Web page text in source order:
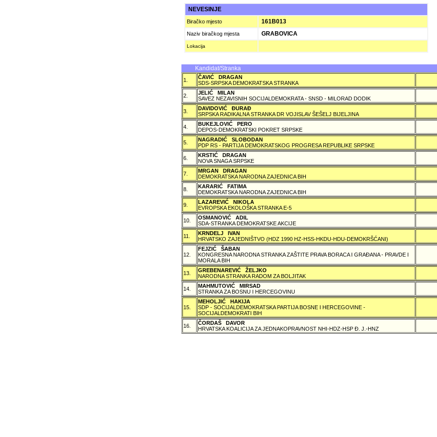
NEVESINJE
Biračko mjesto 161B013
Naziv biračkog mjesta GRABOVICA
Lokacija
Kandidat/Stranka
1.
ČAVIĆ DRAGAN
SDS-SRPSKA DEMOKRATSKA STRANKA
2.
JELIĆ MILAN
SAVEZ NEZAVISNIH SOCIJALDEMOKRATA - SNSD - MILORAD DODIK
3.
DAVIDOVIĆ ÐURAÐ
SRPSKA RADIKALNA STRANKA DR VOJISLAV ŠEŠELJ BIJELJINA
4.
BUKEJLOVIĆ PERO
DEPOS-DEMOKRATSKI POKRET SRPSKE
5.
NAGRADIĆ SLOBODAN
PDP RS - PARTIJA DEMOKRATSKOG PROGRESA REPUBLIKE SRPSKE
6.
KRSTIĆ DRAGAN
NOVA SNAGA SRPSKE
7.
MRGAN DRAGAN
DEMOKRATSKA NARODNA ZAJEDNICA BIH
8.
KARARIĆ FATIMA
DEMOKRATSKA NARODNA ZAJEDNICA BIH
9.
LAZAREVIĆ NIKOLA
EVROPSKA EKOLOŠKA STRANKA E-5
10.
OSMANOVIĆ ADIL
SDA-STRANKA DEMOKRATSKE AKCIJE
11.
KRNDELJ IVAN
HRVATSKO ZAJEDNIŠTVO (HDZ 1990 HZ-HSS-HKDU-HDU-DEMOKRŠĆANI)
12.
FEJZIĆ ŠABAN
KONGRESNA NARODNA STRANKA ZAŠTITE PRAVA BORACA I GRAÐANA - PRAVDE I
MORALA BIH
13.
GREBENAREVIĆ ŽELJKO
NARODNA STRANKA RADOM ZA BOLJITAK
14.
MAHMUTOVIĆ MIRSAD
STRANKA ZA BOSNU I HERCEGOVINU
15.
MEHOLJIĆ HAKIJA
SDP - SOCIJALDEMOKRATSKA PARTIJA BOSNE I HERCEGOVINE -
SOCIJALDEMOKRATI BIH
16.
ČORDAŠ DAVOR
HRVATSKA KOALICIJA ZA JEDNAKOPRAVNOST NHI-HDZ-HSP Ð. J.-HNZ